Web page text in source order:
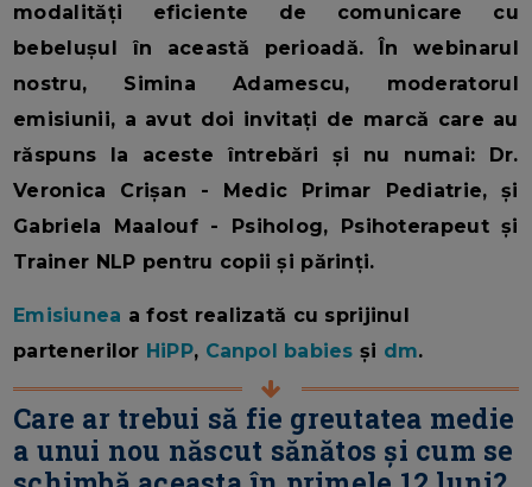
modalități eficiente de comunicare cu
bebelușul în această perioadă. În webinarul
nostru, Simina Adamescu, moderatorul
emisiunii, a avut doi invitați de marcă care au
răspuns la aceste întrebări și nu numai: Dr.
Veronica Crișan - Medic Primar Pediatrie, și
Gabriela Maalouf - Psiholog, Psihoterapeut și
Trainer NLP pentru copii și părinți.
Emisiunea a fost realizată cu sprijinul
partenerilor HiPP, Canpol babies și dm.
Care ar trebui să fie greutatea medie
a unui nou născut sănătos și cum se